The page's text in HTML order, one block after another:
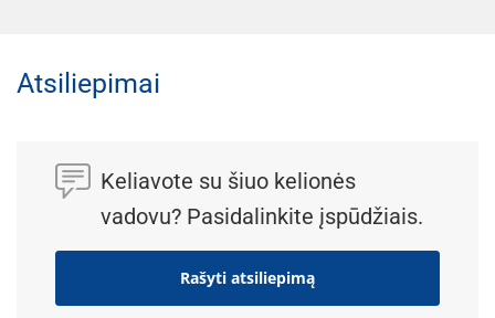
Atsiliepimai
Keliavote su šiuo kelionės
vadovu? Pasidalinkite įspūdžiais.
Rašyti atsiliepimą